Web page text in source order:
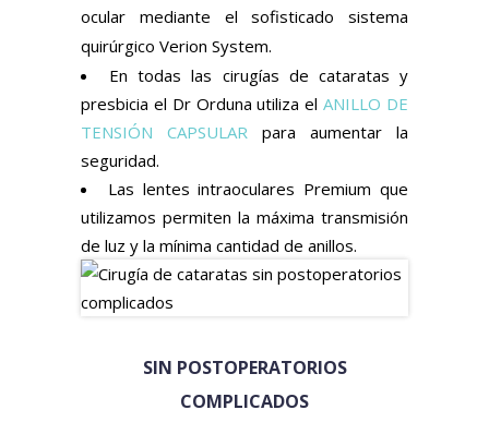
ocular mediante el sofisticado sistema
quirúrgico Verion System.
En todas las cirugías de cataratas y
presbicia el Dr Orduna utiliza elANILLO DE
TENSIÓN CAPSULAR para aumentar la
seguridad.
Las lentes intraoculares Premium que
utilizamos permiten la máxima transmisión
de luz y la mínima cantidad de anillos.
SIN POSTOPERATORIOS
COMPLICADOS